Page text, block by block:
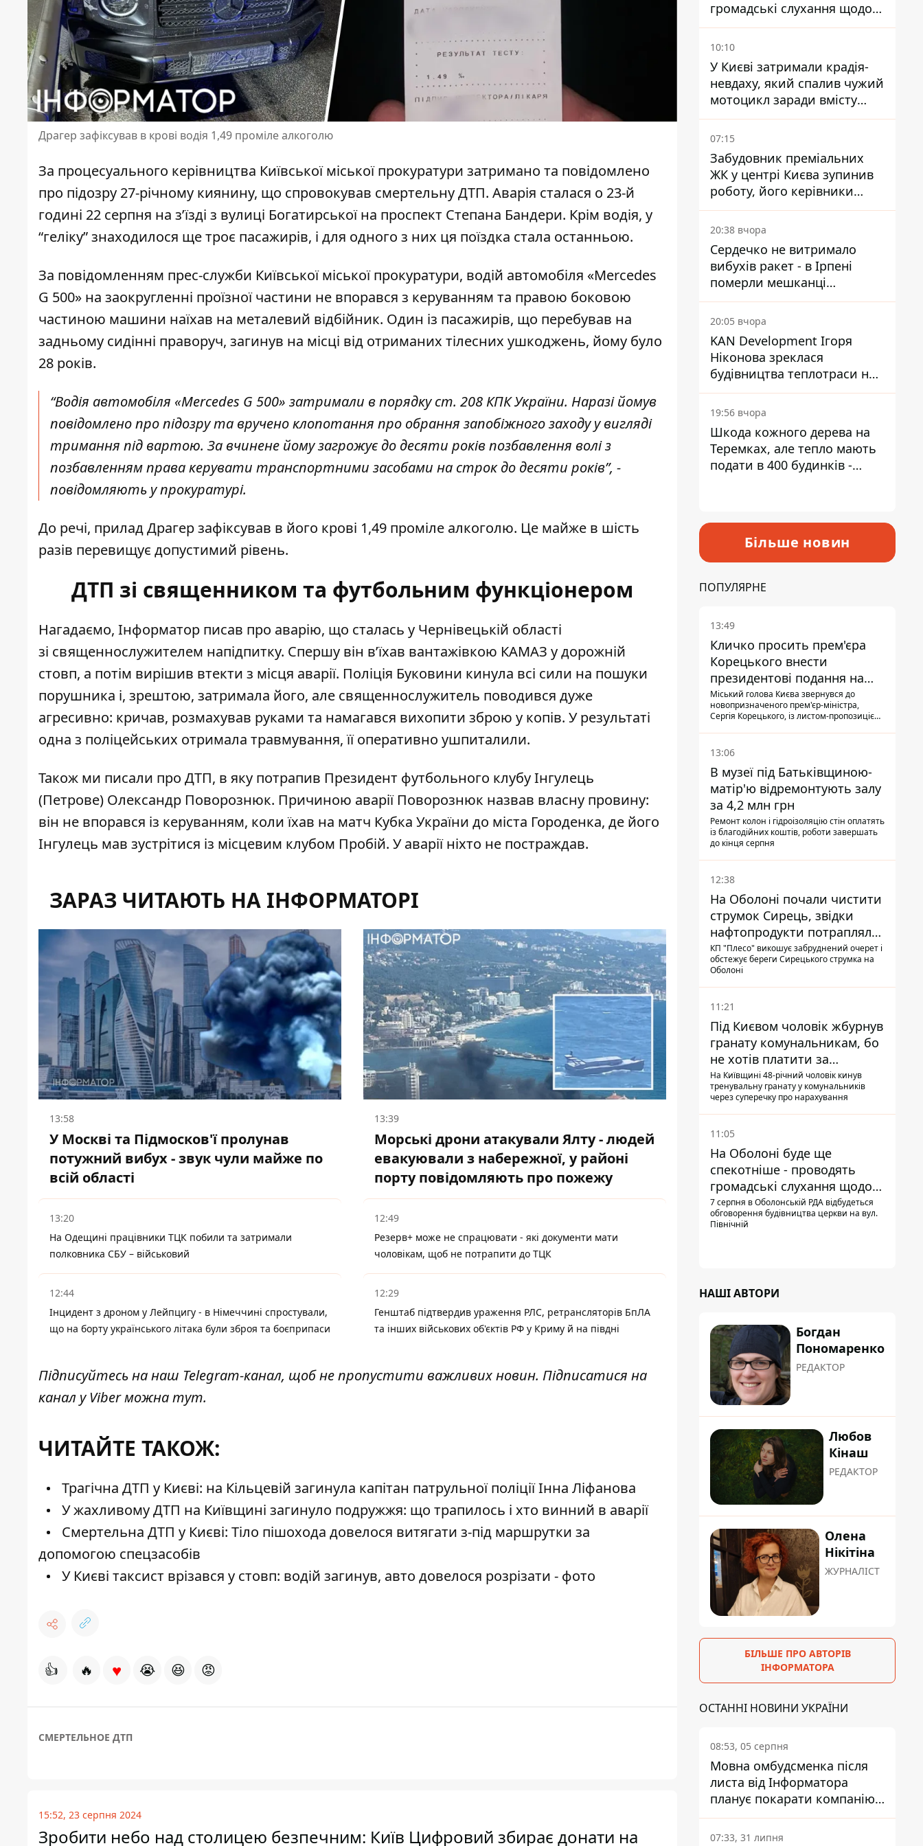
Драгер зафіксував в крові водія 1,49 проміле алкоголю
За процесуального керівництва Київської міської прокуратури затримано та повідомлено
про підозру 27-річному киянину, що спровокував смертельну ДТП. Аварія сталася о 23-й
годині 22 серпня на з’їзді з вулиці Богатирської на проспект Степана Бандери. Крім водія, у
“геліку” знаходилося ще троє пасажирів, і для одного з них ця поїздка стала останньою.
За повідомленням прес-служби Київської міської прокуратури, водій автомобіля «Mercedes
G 500» на заокругленні проїзної частини не впорався з керуванням та правою боковою
частиною машини наїхав на металевий відбійник. Один із пасажирів, що перебував на
задньому сидінні праворуч, загинув на місці від отриманих тілесних ушкоджень, йому було
28 років.
“Водія автомобіля «Mercedes G 500» затримали в порядку ст. 208 КПК України. Наразі йомув
повідомлено про підозру та вручено клопотання про обрання запобіжного заходу у вигляді
тримання під вартою. За вчинене йому загрожує до десяти років позбавлення волі з
позбавленням права керувати транспортними засобами на строк до десяти років”, -
повідомляють у прокуратурі.
До речі, прилад Драгер зафіксував в його крові 1,49 проміле алкоголю. Це майже в шість
разів перевищує допустимий рівень.
ДТП зі священником та футбольним функціонером
Нагадаємо, Інформатор писав про аварію, що сталась у Чернівецькій області
зі священнослужителем напідпитку. Спершу він в’їхав вантажівкою КАМАЗ у дорожній
стовп, а потім вирішив втекти з місця аварії. Поліція Буковини кинула всі сили на пошуки
порушника і, зрештою, затримала його, але священнослужитель поводився дуже
агресивно: кричав, розмахував руками та намагався вихопити зброю у копів. У результаті
одна з поліцейських отримала травмування, її оперативно ушпиталили.
Також ми писали про ДТП, в яку потрапив Президент футбольного клубу Інгулець
(Петрове) Олександр Поворознюк. Причиною аварії Поворознюк назвав власну провину:
він не впорався із керуванням, коли їхав на матч Кубка України до міста Городенка, де його
Інгулець мав зустрітися із місцевим клубом Пробій. У аварії ніхто не постраждав.
ЗАРАЗ ЧИТАЮТЬ НА ІНФОРМАТОРІ
13:58
У Москві та Підмосков'ї пролунав
потужний вибух - звук чули майже по
всій області
13:39
Морські дрони атакували Ялту - людей
евакуювали з набережної, у районі
порту повідомляють про пожежу
13:20
На Одещині працівники ТЦК побили та затримали
полковника СБУ – військовий
12:49
Резерв+ може не спрацювати - які документи мати
чоловікам, щоб не потрапити до ТЦК
12:44
Інцидент з дроном у Лейпцигу - в Німеччині спростували,
що на борту українського літака були зброя та боєприпаси
12:29
Генштаб підтвердив ураження РЛС, ретрансляторів БпЛА
та інших військових об'єктів РФ у Криму й на півдні
Підписуйтесь на наш Telegram-канал, щоб не пропустити важливих новин. Підписатися на
канал у Viber можнатут.
ЧИТАЙТЕ ТАКОЖ:
Трагічна ДТП у Києві: на Кільцевій загинула капітан патрульної поліції Інна Ліфанова
У жахливому ДТП на Київщині загинуло подружжя: що трапилось і хто винний в аварії
Смертельна ДТП у Києві: Тіло пішохода довелося витягати з-під маршрутки за
допомогою спецзасобів
У Києві таксист врізався у стовп: водій загинув, авто довелося розрізати - фото
👍 🔥 ♥ 😭 😆 😡
СМЕРТЕЛЬНОЕ ДТП
15:52, 23 серпня 2024
Зробити небо над столицею безпечним: Київ Цифровий збирає донати на
громадські слухання щодо
храму УГКЦ на Північній
10:10
У Києві затримали крадія-
невдаху, який спалив чужий
мотоцикл заради вмісту
багажника
07:15
Забудовник преміальних
ЖК у центрі Києва зупинив
роботу, його керівники
втекли з України - Bihus.info
20:38 вчора
Сердечко не витримало
вибухів ракет - в Ірпені
померли мешканці
притулку для собак з
інвалідністю
20:05 вчора
KAN Development Ігоря
Ніконова зреклася
будівництва теплотраси на
Теремках
19:56 вчора
Шкода кожного дерева на
Теремках, але тепло мають
подати в 400 будинків -
Більше новин
ПОПУЛЯРНЕ
13:49
Кличко просить прем'єра
Корецького внести
президентові подання на
звільнення володаря
Троєщини Бахматова
Міський голова Києва звернувся до
новопризначеного прем'єр-міністра,
Сергія Корецького, із листом-пропозицією
13:06
В музеї під Батьківщиною-
матір'ю відремонтують залу
за 4,2 млн грн
Ремонт колон і гідроізоляцію стін оплатять
із благодійних коштів, роботи завершать
до кінця серпня
12:38
На Оболоні почали чистити
струмок Сирець, звідки
нафтопродукти потрапляли
до озер
КП "Плесо" викошує забруднений очерет і
обстежує береги Сирецького струмка на
Оболоні
11:21
Під Києвом чоловік жбурнув
гранату комунальникам, бо
не хотів платити за
квитанціями
На Київщині 48-річний чоловік кинув
тренувальну гранату у комунальників
через суперечку про нарахування
11:05
На Оболоні буде ще
спекотніше - проводять
громадські слухання щодо
храму УГКЦ на Північній
7 серпня в Оболонській РДА відбудеться
обговорення будівництва церкви на вул.
Північній
НАШІ АВТОРИ
Богдан
Пономаренко
РЕДАКТОР
Любов
Кінаш
РЕДАКТОР
Олена
Нікітіна
ЖУРНАЛІСТ
БІЛЬШЕ ПРО АВТОРІВ
ІНФОРМАТОРА
ОСТАННІ НОВИНИ УКРАЇНИ
08:53, 05 серпня
Мовна омбудсменка після
листа від Інформатора
планує покарати компанію-
підрядника ПриватБанку
07:33, 31 липня